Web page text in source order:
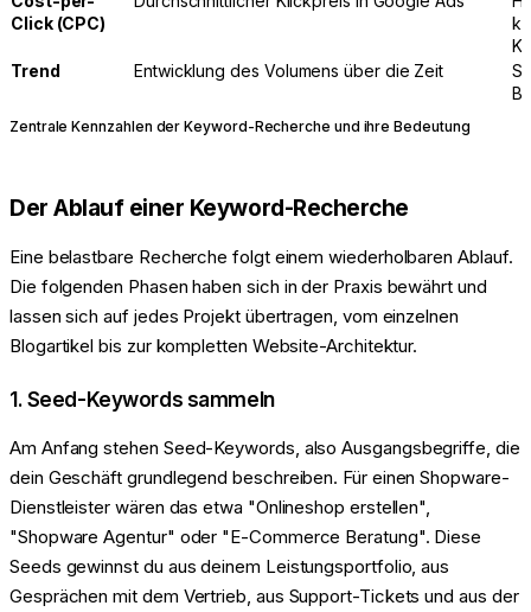
Zentrale Kennzahlen der Keyword-Recherche und ihre Bedeutung
Click (CPC)
Trend
Entwicklung des Volumens über die Zeit
Der Ablauf einer Keyword-Recherche
Eine belastbare Recherche folgt einem wiederholbaren Ablauf.
Die folgenden Phasen haben sich in der Praxis bewährt und
lassen sich auf jedes Projekt übertragen, vom einzelnen
Blogartikel bis zur kompletten Website-Architektur.
1. Seed-Keywords sammeln
Am Anfang stehen Seed-Keywords, also Ausgangsbegriffe, die
dein Geschäft grundlegend beschreiben. Für einen Shopware-
Dienstleister wären das etwa "Onlineshop erstellen",
"Shopware Agentur" oder "E-Commerce Beratung". Diese
Seeds gewinnst du aus deinem Leistungsportfolio, aus
Gesprächen mit dem Vertrieb, aus Support-Tickets und aus der